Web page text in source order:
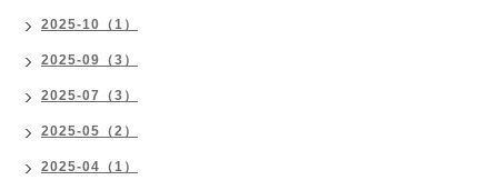
2025-10（1）
2025-09（3）
2025-07（3）
2025-05（2）
2025-04（1）